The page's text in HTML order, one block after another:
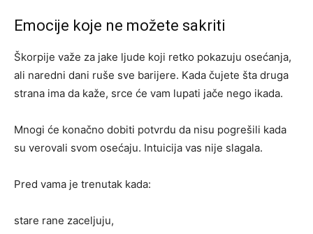
Emocije koje ne možete sakriti
Škorpije važe za jake ljude koji retko pokazuju osećanja,
ali naredni dani ruše sve barijere. Kada čujete šta druga
strana ima da kaže, srce će vam lupati jače nego ikada.
Mnogi će konačno dobiti potvrdu da nisu pogrešili kada
su verovali svom osećaju. Intuicija vas nije slagala.
Pred vama je trenutak kada:
stare rane zaceljuju,